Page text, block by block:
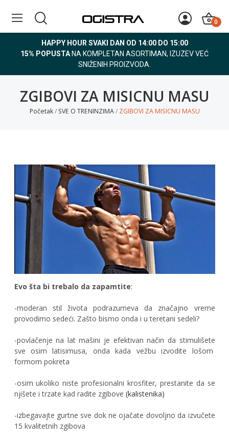
0
HAPPY HOUR SVAKI DAN OD 14:00 DO 15:00
15% POPUSTA NA KOMPLETAN ASORTIMAN, IZUZEV VEĆ
SNIŽENIH PROIZVODA.
ZGIBOVI ZA MISICNU MASU
Početak SVE O TRENINZIMA ZGIBOVI ZA MISICNU MASU
Evo šta bi trebalo da zapamtite:
-moderan stil života podrazumeva da značajno vreme
provodimo sedeći. Zašto bismo onda i u teretani sedeli?
-povlačenje na lat mašini je efektivan način da stimulišete
sve osim latisimusa, onda kada vežbu izvodite lošom
formom pokreta
-osim ukoliko niste profesionalni krosfiter, prestanite da se
njišete i trzate kad radite zgibove (kalistenika)
-izbegavajte gurtne sve dok ne ojačate dovoljno da izvučete
15 kvalitetnih zgibova